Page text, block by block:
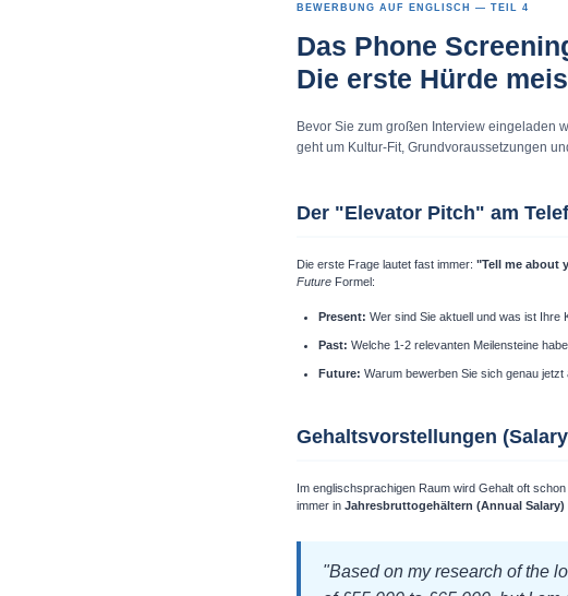
BEWERBUNG AUF ENGLISCH — TEIL 4
Das Phone
Die erste Hürde
Bevor Sie zum großen Interview eingeladen
geht um Kultur-Fit, Grundvoraussetzungen
Der "Elevator Pitch" am
Die erste Frage lautet fast immer: "Tell me about
Future Formel:
Present: Wer sind Sie aktuell und was ist Ihre
Past: Welche 1-2 relevanten Meilensteine
Future: Warum bewerben Sie sich genau jetzt
Gehaltsvorstellungen
Im englischsprachigen Raum wird Gehalt oft
immer in Jahresbruttogehältern (Annual Salary)
"Based on my research of the